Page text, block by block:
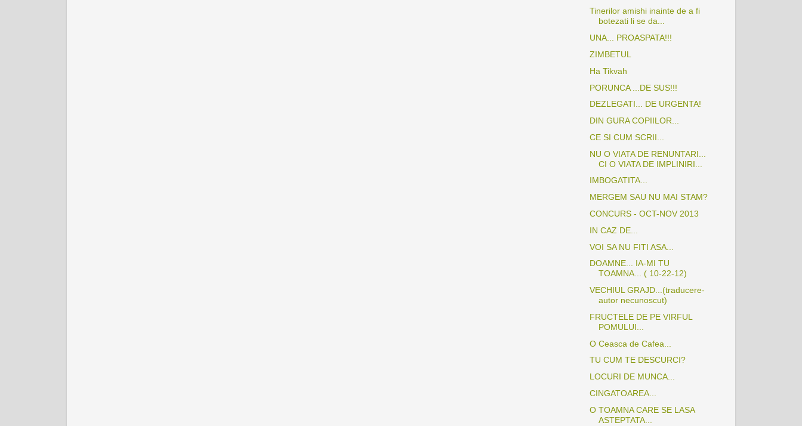
Tinerilor amishi inainte de a fi
botezati li se da...
UNA... PROASPATA!!!
ZIMBETUL
Ha Tikvah
PORUNCA ...DE SUS!!!
DEZLEGATI... DE URGENTA!
DIN GURA COPIILOR...
CE SI CUM SCRII...
NU O VIATA DE RENUNTARI...
CI O VIATA DE IMPLINIRI...
IMBOGATITA...
MERGEM SAU NU MAI STAM?
CONCURS - OCT-NOV 2013
IN CAZ DE...
VOI SA NU FITI ASA...
DOAMNE... IA-MI TU
TOAMNA... ( 10-22-12)
VECHIUL GRAJD...(traducere-
autor necunoscut)
FRUCTELE DE PE VIRFUL
POMULUI...
O Ceasca de Cafea...
TU CUM TE DESCURCI?
LOCURI DE MUNCA...
CINGATOAREA...
O TOAMNA CARE SE LASA
ASTEPTATA...